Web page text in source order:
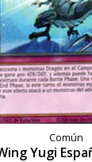
Común
Yugi